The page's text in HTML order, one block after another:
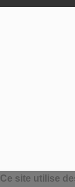
Ce site utilise